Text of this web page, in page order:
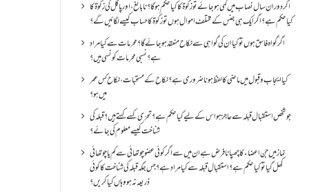
اگر دورانِ سال نصاب میں کمی ہو جائے تو زکٰوۃ کا کیا حکم ہو گا؟ نا بالغ ، اور پاگل کی زکٰوۃ کا
کیا حکم ہے؟ اگر ایک ہی جنس کے مختلف اموال ہوں تو زکٰوۃ کا حساب کیسے لگائیں گے؟
اگر گواہ فاسق ہوں تو کیا ان کی گواہی سے نکاح منعقد ہو جائے گا؟ محرمات سے کیا مراد
ہے؟ نسبی محرمات کونسی ہیں؟
کیا ایجاب و قبول میں ماضی کا لفظ ہونا ضروری ہے؟ نکاح کے مستحبات، نکاح کس عمر
میں ہو؟
جو شخص استقبال قبلہ سے عاجز ہو اس کے لیے کیا حکم ہے؟ تحرّی کسے کہتے ہیں؟ قبلہ کی
شناخت کیسے معلوم کی جائے؟
نماز میں جن اعضاء کا چھپانا فرض ہے ان میں سے اگر کوئی عضو چوتھائی سے کم یا چوتھائی
کھل گیا تو کیا حکم ہے؟استقبالِ قبلہ سے کیا مراد ہے؟جس جگہ قبلہ کی شناخت کا کوئی
ذریعہ نہ ہو وہاں کیا کریں؟